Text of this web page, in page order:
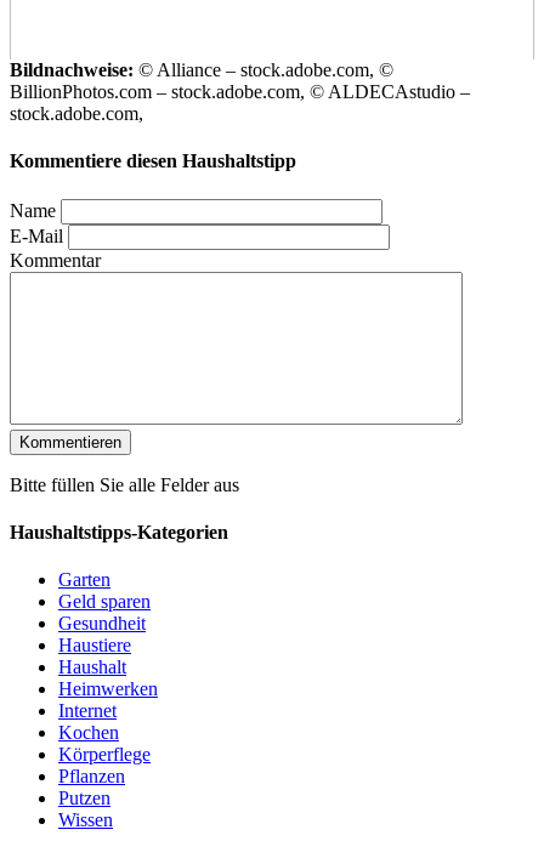
Bildnachweise: © Alliance – stock.adobe.com, ©
BillionPhotos.com – stock.adobe.com, © ALDECAstudio –
stock.adobe.com,
Kommentiere diesen Haushaltstipp
Name
E-Mail
Kommentar
Bitte füllen Sie alle Felder aus
Haushaltstipps-Kategorien
Garten
Geld sparen
Gesundheit
Haustiere
Haushalt
Heimwerken
Internet
Kochen
Körperflege
Pflanzen
Putzen
Wissen